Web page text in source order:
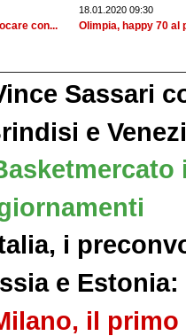
con...
18.01.2020 09:30
Olimpia, happy 70 al
Sassari
e
i
e Estonia:
il